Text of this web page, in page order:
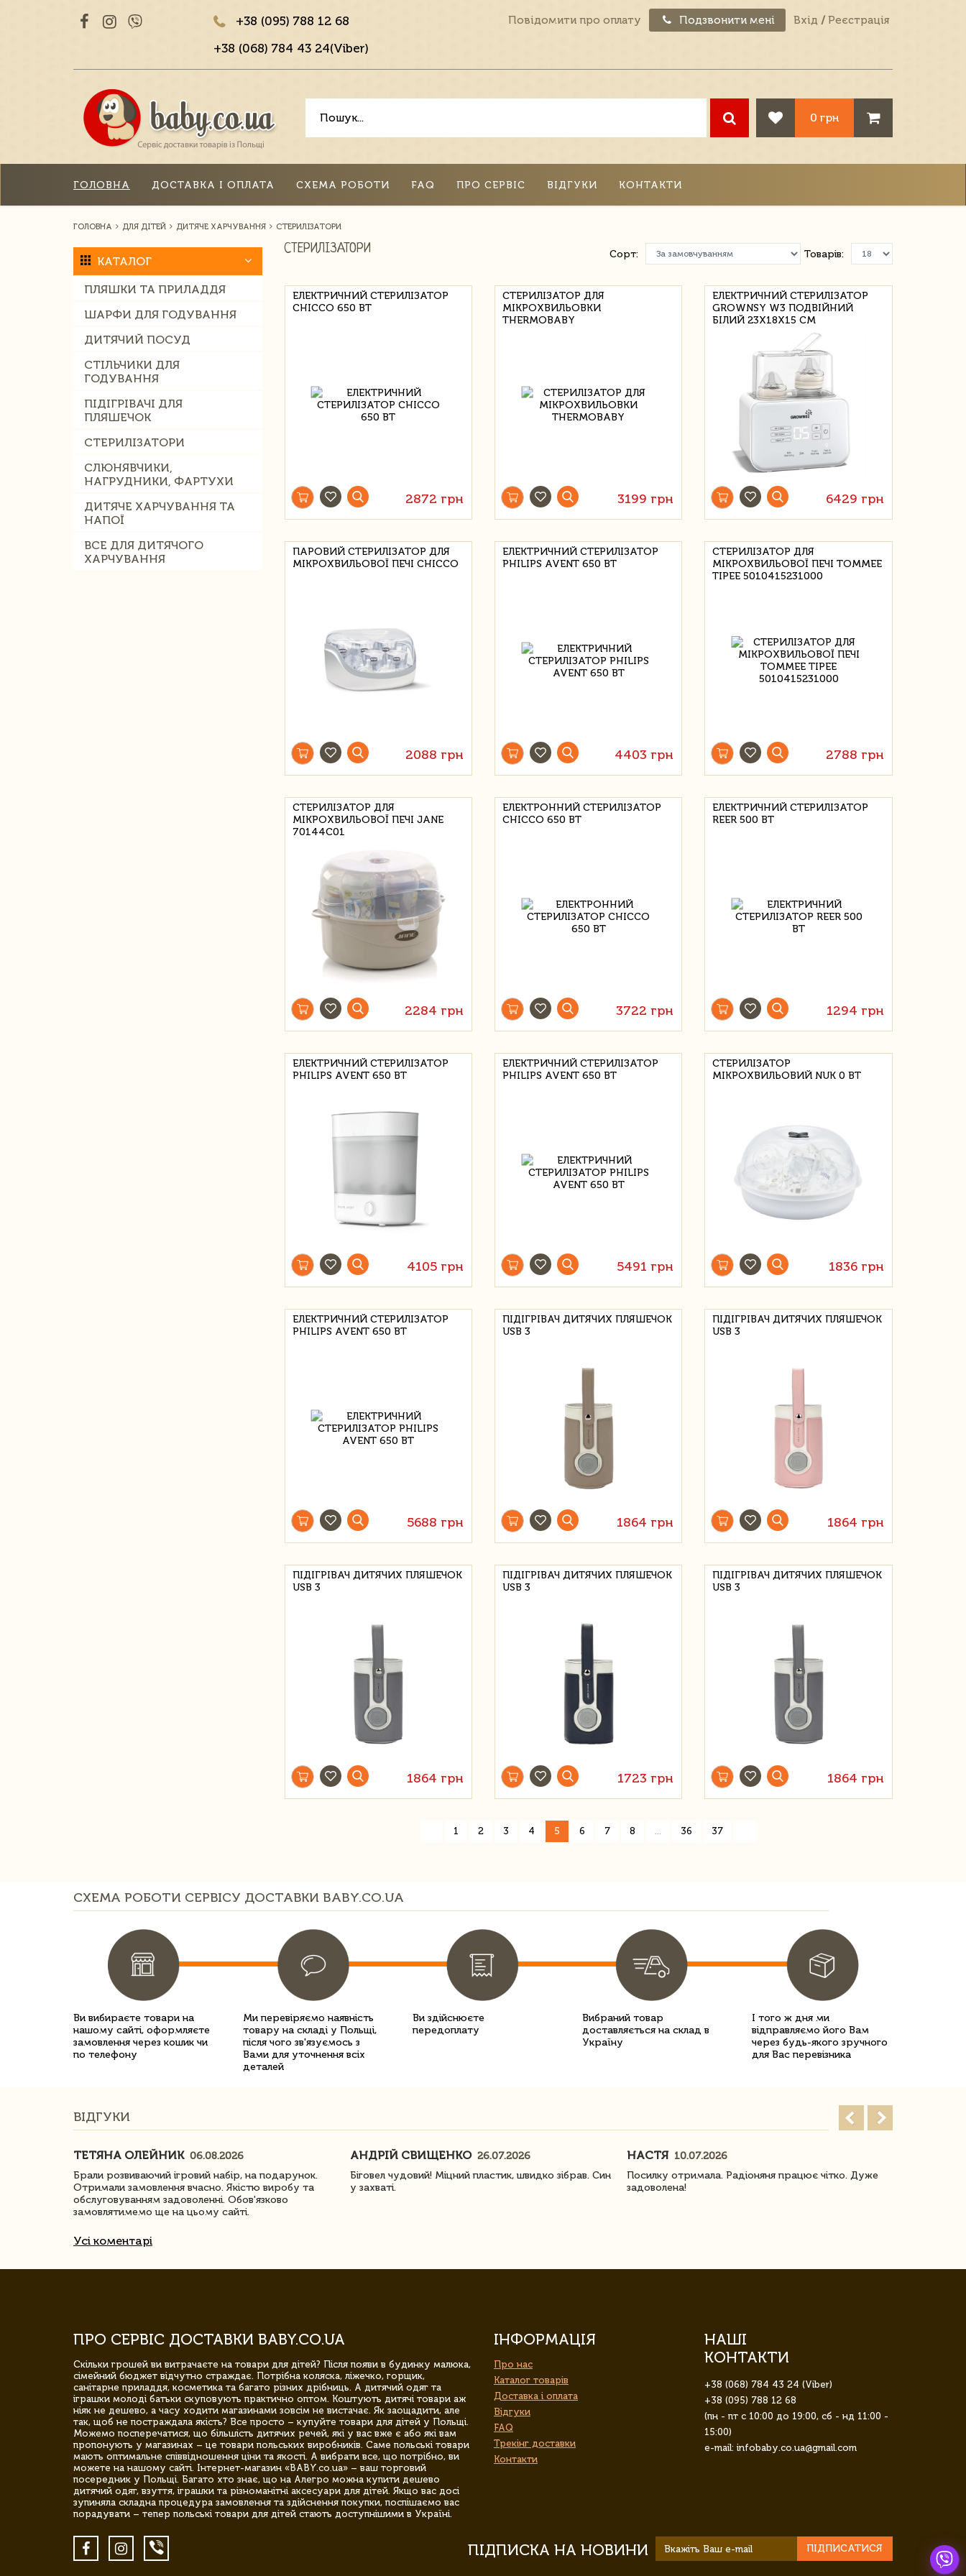
+38 (095) 788 12 68
+38 (068) 784 43 24(Viber)
Повідомити про оплату Подзвонити мені Вхід / Реєстрація
0 грн
ГОЛОВНА ДОСТАВКА І ОПЛАТА СХЕМА РОБОТИ FAQ ПРО СЕРВІС ВІДГУКИ КОНТАКТИ
ГОЛОВНА ДЛЯ ДІТЕЙ ДИТЯЧЕ ХАРЧУВАННЯ СТЕРИЛІЗАТОРИ
КАТАЛОГ
ПЛЯШКИ ТА ПРИЛАДДЯ
ШАРФИ ДЛЯ ГОДУВАННЯ
ДИТЯЧИЙ ПОСУД
СТІЛЬЧИКИ ДЛЯ
ГОДУВАННЯ
ПІДІГРІВАЧІ ДЛЯ
ПЛЯШЕЧОК
СТЕРИЛІЗАТОРИ
СЛЮНЯВЧИКИ,
НАГРУДНИКИ, ФАРТУХИ
ДИТЯЧЕ ХАРЧУВАННЯ ТА
НАПОЇ
ВСЕ ДЛЯ ДИТЯЧОГО
ХАРЧУВАННЯ
СТЕРИЛІЗАТОРИ Товарів:
Сорт:
ЕЛЕКТРИЧНИЙ СТЕРИЛІЗАТОР
CHICCO 650 ВТ
2872 грн
СТЕРИЛІЗАТОР ДЛЯ
МІКРОХВИЛЬОВКИ
THERMOBABY
3199 грн
ЕЛЕКТРИЧНИЙ СТЕРИЛІЗАТОР
GROWNSY W3 ПОДВІЙНИЙ
БІЛИЙ 23Х18Х15 СМ
6429 грн
ПАРОВИЙ СТЕРИЛІЗАТОР ДЛЯ
МІКРОХВИЛЬОВОЇ ПЕЧІ CHICCO
2088 грн
ЕЛЕКТРИЧНИЙ СТЕРИЛІЗАТОР
PHILIPS AVENT 650 ВТ
4403 грн
СТЕРИЛІЗАТОР ДЛЯ
МІКРОХВИЛЬОВОЇ ПЕЧІ TOMMEE
TIPEE 5010415231000
2788 грн
СТЕРИЛІЗАТОР ДЛЯ
МІКРОХВИЛЬОВОЇ ПЕЧІ JANE
70144C01
2284 грн
ЕЛЕКТРОННИЙ СТЕРИЛІЗАТОР
CHICCO 650 ВТ
3722 грн
ЕЛЕКТРИЧНИЙ СТЕРИЛІЗАТОР
REER 500 ВТ
1294 грн
ЕЛЕКТРИЧНИЙ СТЕРИЛІЗАТОР
PHILIPS AVENT 650 ВТ
4105 грн
ЕЛЕКТРИЧНИЙ СТЕРИЛІЗАТОР
PHILIPS AVENT 650 ВТ
5491 грн
СТЕРИЛІЗАТОР
МІКРОХВИЛЬОВИЙ NUK 0 ВТ
1836 грн
ЕЛЕКТРИЧНИЙ СТЕРИЛІЗАТОР
PHILIPS AVENT 650 ВТ
5688 грн
ПІДІГРІВАЧ ДИТЯЧИХ ПЛЯШЕЧОК
USB 3
1864 грн
ПІДІГРІВАЧ ДИТЯЧИХ ПЛЯШЕЧОК
USB 3
1864 грн
ПІДІГРІВАЧ ДИТЯЧИХ ПЛЯШЕЧОК
USB 3
1864 грн
ПІДІГРІВАЧ ДИТЯЧИХ ПЛЯШЕЧОК
USB 3
1723 грн
ПІДІГРІВАЧ ДИТЯЧИХ ПЛЯШЕЧОК
USB 3
1864 грн
1 2 3 4 5 6 7 8 ... 36 37
СХЕМА РОБОТИ СЕРВІСУ ДОСТАВКИ BABY.CO.UA
Ви вибираєте товари на
нашому сайті, оформляєте
замовлення через кошик чи
по телефону
Ми перевіряємо наявність
товару на складі у Польщі,
після чого зв'язуємось з
Вами для уточнення всіх
деталей
Ви здійснюєте
передоплату
Вибраний товар
доставляється на склад в
Україну
І того ж дня ми
відправляємо його Вам
через будь-якого зручного
для Вас перевізника
ВІДГУКИ
ТЕТЯНА ОЛЕЙНИК 06.08.2026
Брали розвиваючий ігровий набір, на подарунок.
Отримали замовлення вчасно. Якістю виробу та
обслуговуванням задоволенні. Обов'язково
замовлятимемо ще на цьому сайті.
АНДРІЙ СВИЩЕНКО 26.07.2026
Біговел чудовий! Міцний пластик, швидко зібрав. Син
у захваті.
НАСТЯ 10.07.2026
Посилку отримала. Радіоняня працює чітко. Дуже
задоволена!
Усі коментарі
ПРО СЕРВІС ДОСТАВКИ BABY.CO.UA
Скільки грошей ви витрачаєте на товари для дітей? Після появи в будинку малюка,
сімейний бюджет відчутно страждає. Потрібна коляска, ліжечко, горщик,
санітарне приладдя, косметика та багато різних дрібниць. А дитячий одяг та
іграшки молоді батьки скуповують практично оптом. Коштують дитячі товари аж
ніяк не дешево, а часу ходити магазинами зовсім не вистачає. Як заощадити, але
так, щоб не постраждала якість? Все просто – купуйте товари для дітей у Польщі.
Можемо посперечатися, що більшість дитячих речей, які у вас вже є або які вам
пропонують у магазинах – це товари польських виробників. Саме польські товари
мають оптимальне співвідношення ціни та якості. А вибрати все, що потрібно, ви
можете на нашому сайті. Інтернет-магазин «BABY.co.ua» – ваш торговий
посередник у Польщі. Багато хто знає, що на Алегро можна купити дешево
дитячий одяг, взуття, іграшки та різноманітні аксесуари для дітей. Якщо вас досі
зупиняла складна процедура замовлення та здійснення покупки, поспішаємо вас
порадувати – тепер польські товари для дітей стають доступнішими в Україні.
ІНФОРМАЦІЯ
Про нас
Каталог товарів
Доставка і оплата
Відгуки
FAQ
Трекінг доставки
Контакти
НАШІ
КОНТАКТИ
+38 (068) 784 43 24 (Viber)
+38 (095) 788 12 68
(пн - пт с 10:00 до 19:00, сб - нд 11:00 -
15:00)
e-mail: infobaby.co.ua@gmail.com
ПІДПИСКА НА НОВИНИ ПІДПИСАТИСЯ